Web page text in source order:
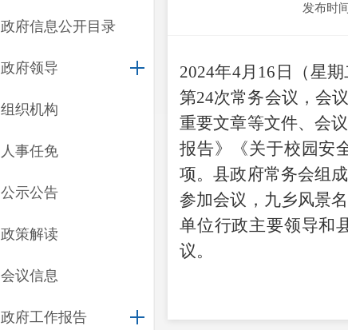
政府信息公开目录
政府领导
组织机构
人事任免
公示公告
政策解读
会议信息
政府工作报告
发布时
2024年4月 16 日（星期
第24次常务会议，会
重要文章等文件、会
报告》《关于校园安
项。县政府常务会组
参加会议 ， 九乡风景
单位行政主要领导和
议。